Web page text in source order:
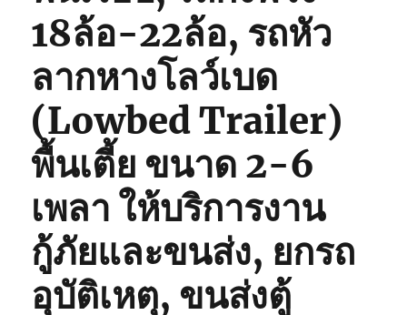
18ล้อ-22ล้อ, รถหัว
ลากหางโลว์เบด
(Lowbed Trailer)
พื้นเตี้ย ขนาด 2-6
เพลา ให้บริการงาน
กู้ภัยและขนส่ง, ยกรถ
อุบัติเหตุ, ขนส่งตู้